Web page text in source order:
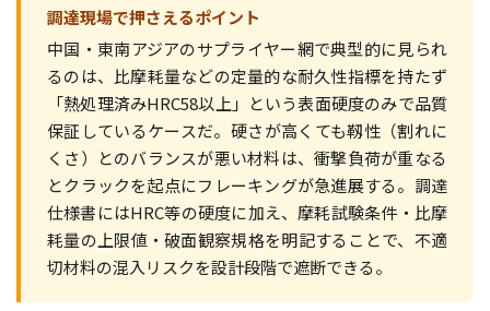
調達現場で押さえるポイント
中国・東南アジアのサプライヤー網で典型的に見られ
るのは、比摩耗量などの定量的な耐久性指標を持たず
「熱処理済みHRC58以上」という表面硬度のみで品質
保証しているケースだ。硬さが高くても靱性（割れに
くさ）とのバランスが悪い材料は、衝撃負荷が重なる
とクラックを起点にフレーキングが急進展する。調達
仕様書にはHRC等の硬度に加え、摩耗試験条件・比摩
耗量の上限値・破面観察規格を明記することで、不適
切材料の混入リスクを設計段階で遮断できる。